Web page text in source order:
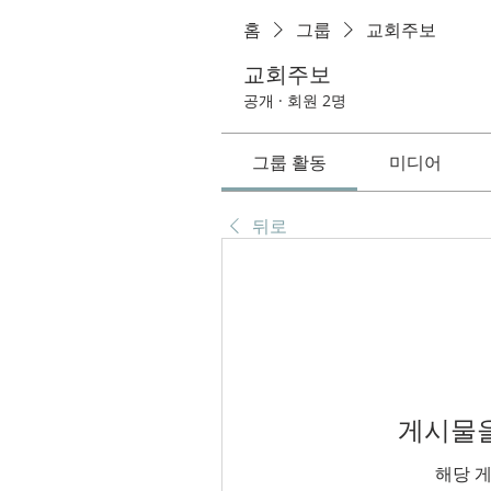
홈 그룹
교회주보
교회주보
공개 · 회원 2명
그룹 활동 미디어
뒤로
게시물
해당